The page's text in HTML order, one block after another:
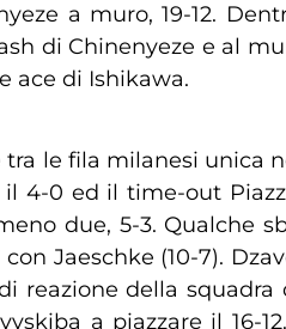
a muro, 19-12.
di Chinenyeze e al
ace di Ishikawa.
tra le fila milanesi unica
il 4-0 ed il time-out
due, 5-3. Qualche
Jaeschke (10-7).
reazione della
a piazzare il 16-